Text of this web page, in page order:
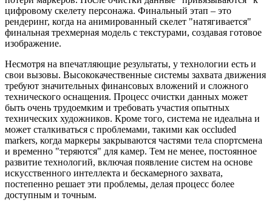
цифровому скелету персонажа. Финальный этап – это
рендеринг, когда на анимированный скелет "натягивается"
финальная трехмерная модель с текстурами, создавая готовое
изображение.
Несмотря на впечатляющие результаты, у технологии есть и
свои вызовы. Высококачественные системы захвата движения
требуют значительных финансовых вложений и сложного
технического оснащения. Процесс очистки данных может
быть очень трудоемким и требовать участия опытных
технических художников. Кроме того, система не идеальна и
может сталкиваться с проблемами, такими как occluded
markers, когда маркеры закрываются частями тела спортсмена
и временно "теряются" для камер. Тем не менее, постоянное
развитие технологий, включая появление систем на основе
искусственного интеллекта и бескамерного захвата,
постепенно решает эти проблемы, делая процесс более
доступным и точным.